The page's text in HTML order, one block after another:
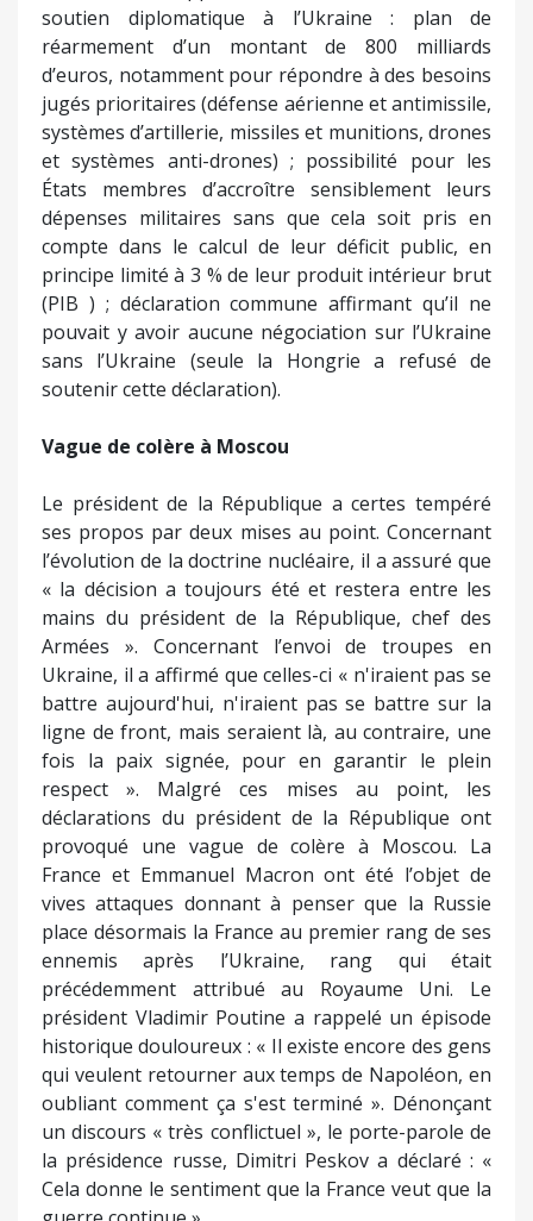
soutien diplomatique à l’Ukraine : plan de
réarmement d’un montant de 800 milliards
d’euros, notamment pour répondre à des besoins
jugés prioritaires (défense aérienne et antimissile,
systèmes d’artillerie, missiles et munitions, drones
et systèmes anti-drones) ; possibilité pour les
États membres d’accroître sensiblement leurs
dépenses militaires sans que cela soit pris en
compte dans le calcul de leur déficit public, en
principe limité à 3 % de leur produit intérieur brut
(PIB ) ; déclaration commune affirmant qu’il ne
pouvait y avoir aucune négociation sur l’Ukraine
sans l’Ukraine (seule la Hongrie a refusé de
soutenir cette déclaration).
Vague de colère à Moscou
Le président de la République a certes tempéré
ses propos par deux mises au point. Concernant
l’évolution de la doctrine nucléaire, il a assuré que
« la décision a toujours été et restera entre les
mains du président de la République, chef des
Armées ». Concernant l’envoi de troupes en
Ukraine, il a affirmé que celles-ci « n'iraient pas se
battre aujourd'hui, n'iraient pas se battre sur la
ligne de front, mais seraient là, au contraire, une
fois la paix signée, pour en garantir le plein
respect ». Malgré ces mises au point, les
déclarations du président de la République ont
provoqué une vague de colère à Moscou. La
France et Emmanuel Macron ont été l’objet de
vives attaques donnant à penser que la Russie
place désormais la France au premier rang de ses
ennemis après l’Ukraine, rang qui était
précédemment attribué au Royaume Uni. Le
président Vladimir Poutine a rappelé un épisode
historique douloureux : « Il existe encore des gens
qui veulent retourner aux temps de Napoléon, en
oubliant comment ça s'est terminé ». Dénonçant
un discours « très conflictuel », le porte-parole de
la présidence russe, Dimitri Peskov a déclaré : «
Cela donne le sentiment que la France veut que la